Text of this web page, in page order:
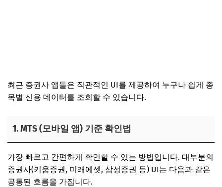
최근 증권사 앱들은 직관적인 UI를 제공하여 누구나 쉽게 종
목별 신용 데이터를 조회할 수 있습니다.
1. MTS (모바일 앱) 기준 확인법
가장 빠르고 간편하게 확인할 수 있는 방법입니다. 대부분의
증권사(키움증권, 미래에셋, 삼성증권 등) UI는 다음과 같은
공통된 흐름을 가집니다.